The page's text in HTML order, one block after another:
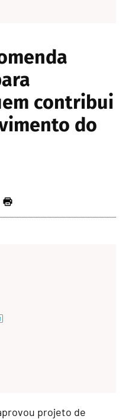
contribui
do
projeto de